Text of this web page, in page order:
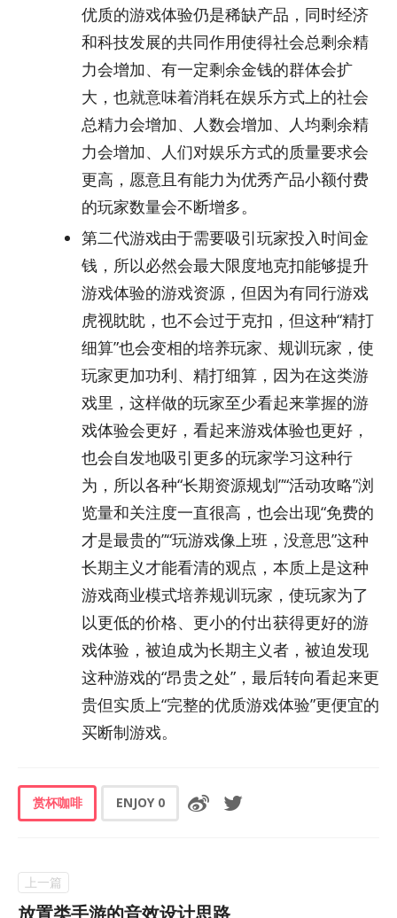
优质的游戏体验仍是稀缺产品，同时经济
和科技发展的共同作用使得社会总剩余精
力会增加、有一定剩余金钱的群体会扩
大，也就意味着消耗在娱乐方式上的社会
总精力会增加、人数会增加、人均剩余精
力会增加、人们对娱乐方式的质量要求会
更高，愿意且有能力为优秀产品小额付费
的玩家数量会不断增多。
第二代游戏由于需要吸引玩家投入时间金
钱，所以必然会最大限度地克扣能够提升
游戏体验的游戏资源，但因为有同行游戏
虎视眈眈，也不会过于克扣，但这种“精打
细算”也会变相的培养玩家、规训玩家，使
玩家更加功利、精打细算，因为在这类游
戏里，这样做的玩家至少看起来掌握的游
戏体验会更好，看起来游戏体验也更好，
也会自发地吸引更多的玩家学习这种行
为，所以各种“长期资源规划”“活动攻略”浏
览量和关注度一直很高，也会出现“免费的
才是最贵的”“玩游戏像上班，没意思”这种
长期主义才能看清的观点，本质上是这种
游戏商业模式培养规训玩家，使玩家为了
以更低的价格、更小的付出获得更好的游
戏体验，被迫成为长期主义者，被迫发现
这种游戏的“昂贵之处”，最后转向看起来更
贵但实质上“完整的优质游戏体验”更便宜的
买断制游戏。
赏杯咖啡 ENJOY 0
放置类手游的音效设计思路